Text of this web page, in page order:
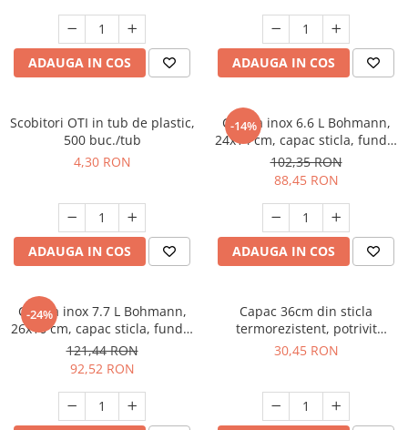
ADAUGA IN COS ADAUGA IN COS
Scobitori OTI in tub de plastic,
500 buc./tub
4,30 RON
ADAUGA IN COS
-14%
Cratita inox 6.6 L Bohmann,
24x14 cm, capac sticla, fund 7
straturi
102,35 RON
88,45 RON
ADAUGA IN COS
-24%
Cratita inox 7.7 L Bohmann,
26x16 cm, capac sticla, fund 7
straturi
121,44 RON
92,52 RON
Capac 36cm din sticla
termorezistent, potrivit
pentru cratita, tigaie
30,45 RON